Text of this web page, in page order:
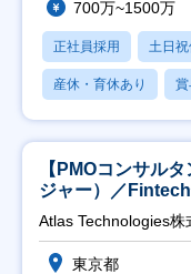
700万~1500万
正社員採用 土日
産休・育休あり 賞
【PMOコンサル
ジャー）／
Atlas Technologies株
東京都